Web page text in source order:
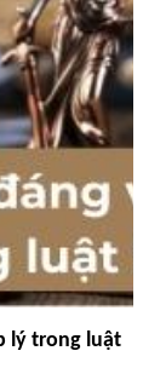
lý trong luật